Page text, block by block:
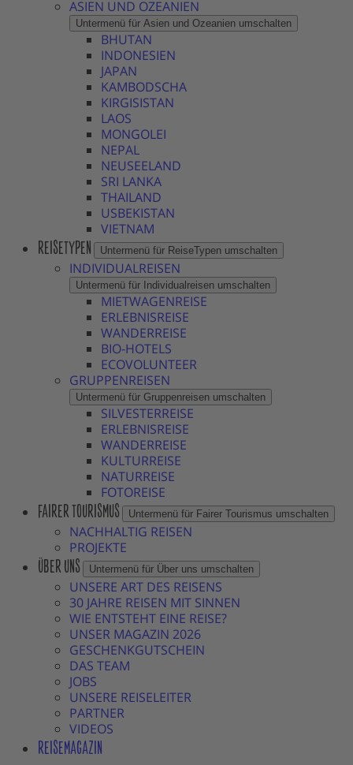
ASIEN UND OZEANIEN
Untermenü für Asien und Ozeanien umschalten
BHUTAN
INDONESIEN
JAPAN
KAMBODSCHA
KIRGISISTAN
LAOS
MONGOLEI
NEPAL
NEUSEELAND
SRI LANKA
THAILAND
USBEKISTAN
VIETNAM
REISETYPEN Untermenü für ReiseTypen umschalten
INDIVIDUALREISEN
Untermenü für Individualreisen umschalten
MIETWAGENREISE
ERLEBNISREISE
WANDERREISE
BIO-HOTELS
ECOVOLUNTEER
GRUPPENREISEN
Untermenü für Gruppenreisen umschalten
SILVESTERREISE
ERLEBNISREISE
WANDERREISE
KULTURREISE
NATURREISE
FOTOREISE
FAIRER TOURISMUS Untermenü für Fairer Tourismus umschalten
NACHHALTIG REISEN
PROJEKTE
ÜBER UNS Untermenü für Über uns umschalten
UNSERE ART DES REISENS
30 JAHRE REISEN MIT SINNEN
WIE ENTSTEHT EINE REISE?
UNSER MAGAZIN 2026
GESCHENKGUTSCHEIN
DAS TEAM
JOBS
UNSERE REISELEITER
PARTNER
VIDEOS
REISEMAGAZIN